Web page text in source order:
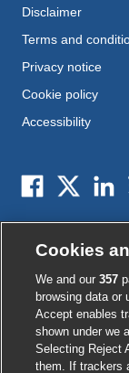
Disclaimer
Terms and
Privacy notice
Cookie policy
Accessibility
External
link
opens
a
new
window
External
link
opens
a
new
window
link
a
ISSN 2515-9615
Cookies
We and our 357
browsing data or
Accept enables
shown under we
Selecting Reject
them. If trackers